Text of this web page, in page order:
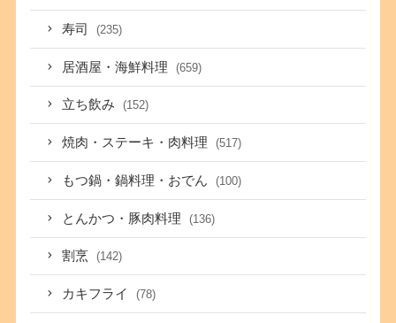
寿司 (235)
居酒屋・海鮮料理 (659)
立ち飲み (152)
焼肉・ステーキ・肉料理 (517)
もつ鍋・鍋料理・おでん (100)
とんかつ・豚肉料理 (136)
割烹 (142)
カキフライ (78)